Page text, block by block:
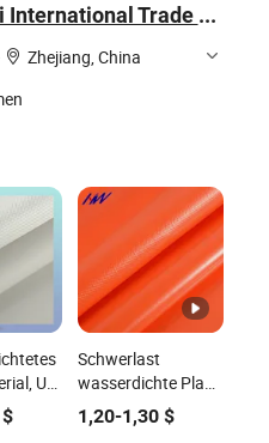
Lkw-Abdeckzelt
Taschenmaterial
laminiert
Ningbo Hongwei International Trade Co., Ltd.
Zhejiang, China
UV-
Schwerlast
wasserdichte Plane
Rolle - 1000D
500gsm PVC
1,20-1,30$